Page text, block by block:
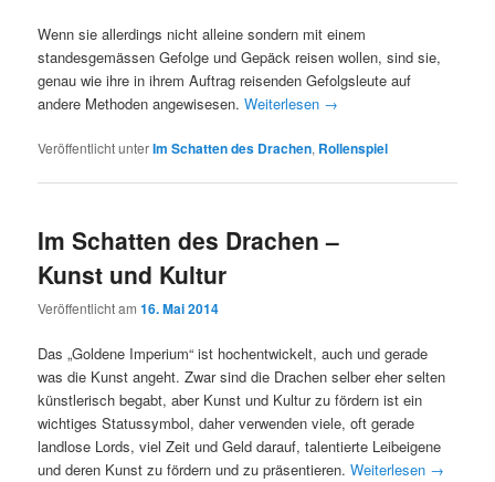
Wenn sie allerdings nicht alleine sondern mit einem
standesgemässen Gefolge und Gepäck reisen wollen, sind sie,
genau wie ihre in ihrem Auftrag reisenden Gefolgsleute auf
andere Methoden angewisesen.Weiterlesen →
Veröffentlicht unterIm Schatten des Drachen, Rollenspiel
Im Schatten des Drachen –
Kunst und Kultur
Veröffentlicht am16. Mai 2014
Das „Goldene Imperium“ ist hochentwickelt, auch und gerade
was die Kunst angeht. Zwar sind die Drachen selber eher selten
künstlerisch begabt, aber Kunst und Kultur zu fördern ist ein
wichtiges Statussymbol, daher verwenden viele, oft gerade
landlose Lords, viel Zeit und Geld darauf, talentierte Leibeigene
und deren Kunst zu fördern und zu präsentieren.Weiterlesen →